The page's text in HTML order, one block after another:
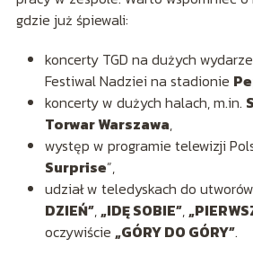
gdzie już śpiewali:
koncerty TGD na dużych
Festiwal Nadziei na stadionie
koncerty w dużych halach, m.in.
Torwar Warszawa,
występ w programie telewizji
Surprise”,
udział w teledyskach do utworów
DZIEŃ”,„IDĘ SOBIE”,
oczywiście „GÓRY DO GÓRY”.